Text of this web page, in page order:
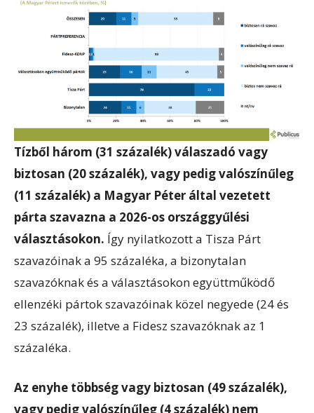
Tízből három (31 százalék) válaszadó vagy
biztosan (20 százalék), vagy pedig valószínűleg
(11 százalék) a Magyar Péter által vezetett
párta szavazna a 2026-os országgyűlési
választásokon. Így nyilatkozott a Tisza Párt
szavazóinak a 95 százaléka, a bizonytalan
szavazóknak és a választásokon együttműködő
ellenzéki pártok szavazóinak közel negyede (24 és
23 százalék), illetve a Fidesz szavazóknak az 1
százaléka.
Az enyhe többség vagy biztosan (49 százalék),
vagy pedig valószínűleg (4 százalék) nem